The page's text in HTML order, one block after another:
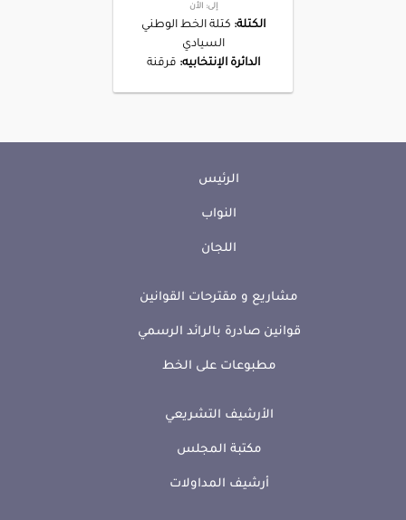
إلى: الأن
الكتلة: كتلة الخط الوطني
السيادي
الدائرة الإنتخابيه: قرقنة
الرئيس
النواب
اللجان
مشاريع و مقترحات القوانين
قوانين صادرة بالرائد الرسمي
مطبوعات على الخط
الأرشيف التشريعي
مكتبة المجلس
أرشيف المداولات